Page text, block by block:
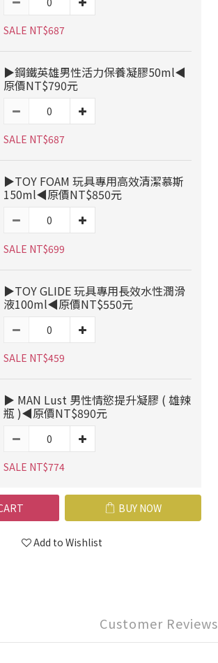
SALE NT$687
▶鋼鐵英雄男性活力保養凝膠50ml◀
原價NT$790元
SALE NT$687
▶TOY FOAM 玩具專用高效清潔慕斯
150ml◀原價NT$850元
SALE NT$699
▶TOY GLIDE 玩具專用長效水性潤滑
液100ml◀原價NT$550元
SALE NT$459
▶ MAN Lust 男性情慾提升凝膠 ( 雄辣
瓶 )◀原價NT$890元
SALE NT$774
BUY NOW
Add to Wishlist
Customer Reviews